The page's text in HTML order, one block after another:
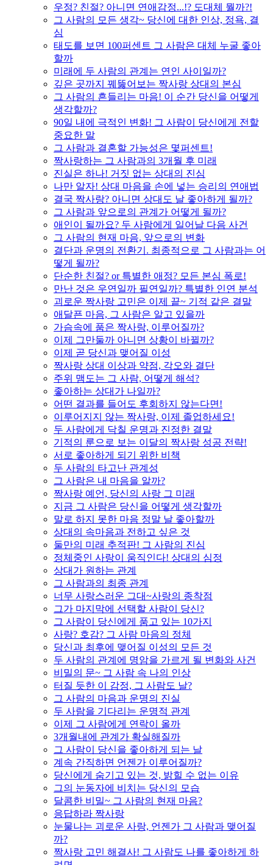
우정? 친절? 아니면 연애감정...!? 도대체 뭘까?!
그 사람의 모든 생각~ 당신에 대한 인상, 정욕, 결
심
태도를 보면 100퍼센트 그 사람은 대체 누굴 좋아
할까
미래에 두 사람의 관계는 연인 사이일까?
깊은 곳까지 꿰뚫어보는 짝사랑 상대의 본심
그 사람의 흔들리는 마음! 이 순간 당신을 어떻게
생각할까?
90일 내에 극적인 변화! 그 사람이 당신에게 전할
중요한 말
그 사람과 결혼할 가능성은 몇퍼센트!
짝사랑하는 그 사람과의 3개월 후 미래
진실은 하나! 거짓 없는 상대의 진심
나만 알자! 상대 마음을 손에 넣는 승리의 연애법
결국 짝사랑? 아니면 상대도 날 좋아하게 될까?
그 사람과 앞으로의 관계가 어떻게 될까?
애인이 될까요? 두 사람에게 일어날 다음 사건
그 사람의 현재 마음, 앞으로의 변화
결단과 운명의 전환기. 최종적으로 그 사람과는 어
떻게 될까?
단순한 친절? or 특별한 애정? 모든 본심 폭로!
만난 것은 우연일까 필연일까? 특별한 인연 분석
괴로운 짝사랑 고민은 이제 끝~ 기적 같은 결말
애달픈 마음, 그 사람은 알고 있을까
가슴속에 품은 짝사랑, 이루어질까?
이제 그만둘까 아니면 상황이 바뀔까?
이제 곧 당신과 맺어질 이성
짝사랑 상대 이상과 약점, 각오와 결단
주위 맴도는 그 사람, 어떻게 해석?
좋아하는 상대가 나일까?
어떤 결과를 들어도 후회하지 않는다면!
이루어지지 않는 짝사랑, 이제 졸업하세요!
두 사람에게 닥칠 운명과 진정한 결말
기적의 룬으로 보는 이달의 짝사랑 성공 전략!
서로 좋아하게 되기 위한 비책
두 사람의 타고난 관계성
그 사람은 내 마음을 알까?
짝사랑 예언, 당신의 사랑 그 미래
지금 그 사람은 당신을 어떻게 생각할까
말로 하지 못한 마음 정말 날 좋아할까
상대의 속마음과 전하고 싶은 것
둘만의 미래 추적판! 그 사람의 진심
정체중인 사랑이 움직인다! 상대의 심정
상대가 원하는 관계
그 사람과의 최종 관계
너무 사랑스러운 그대~사랑의 종착점
그가 마지막에 선택할 사람이 당신?
그 사람이 당신에게 품고 있는 10가지
사랑? 호감? 그 사람 마음의 정체
당신과 최후에 맺어질 이성의 모든 것
두 사람의 관계에 명암을 가르게 될 변화와 사건
비밀의 문~ 그 사람 속 나의 인상
터질 듯한 이 감정, 그 사람도 날?
그 사람의 마음과 운명의 진실
두 사람을 기다리는 운명적 관계
이제 그 사람에게 연락이 올까
3개월내에 관계가 확실해질까
그 사람이 당신을 좋아하게 되는 날
계속 간직하면 언젠가 이루어질까?
당신에게 숨기고 있는 것, 밝힐 수 없는 이유
그의 눈동자에 비치는 당신의 모습
달콤한 비밀~ 그 사람의 현재 마음?
응답하라 짝사랑
눈물나는 괴로운 사랑, 언젠가 그 사람과 맺어질
까?
짝사랑 고민 해결사! 그 사람도 나를 좋아하게 하